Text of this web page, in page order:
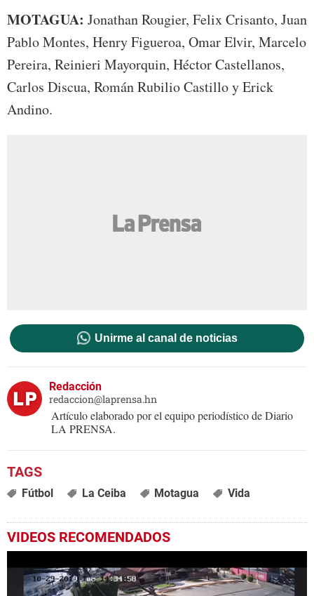
MOTAGUA: Jonathan Rougier, Felix Crisanto, Juan
Pablo Montes, Henry Figueroa, Omar Elvir, Marcelo
Pereira, Reinieri Mayorquin, Héctor Castellanos,
Carlos Discua, Román Rubilio Castillo y Erick
Andino.
Unirme al canal de noticias
Redacción
redaccion@laprensa.hn
Artículo elaborado por el equipo periodístico de Diario
LA PRENSA.
Fútbol La Ceiba Motagua Vida
VIDEOS RECOMENDADOS